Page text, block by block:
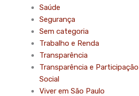
Saúde
Segurança
Sem categoria
Trabalho e Renda
Transparência
Transparência e Participação
Social
Viver em São Paulo